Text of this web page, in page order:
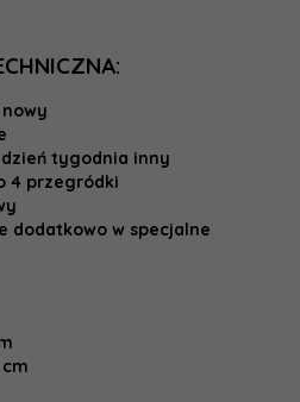
tygodnia inny
4 przegródki
dodatkowo w specjalne
cm